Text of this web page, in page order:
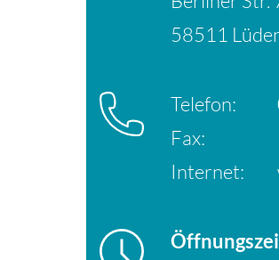
58511
Telefon:
Fax:
Internet: